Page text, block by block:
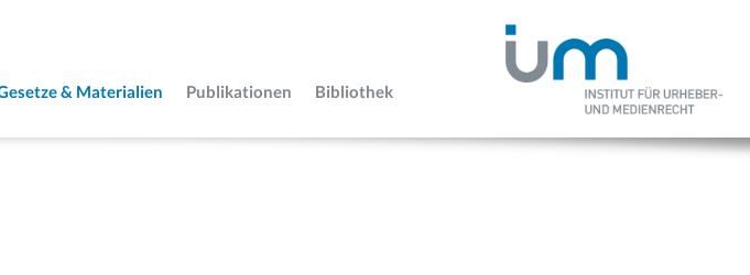
& Materialien Publikationen Bibliothek